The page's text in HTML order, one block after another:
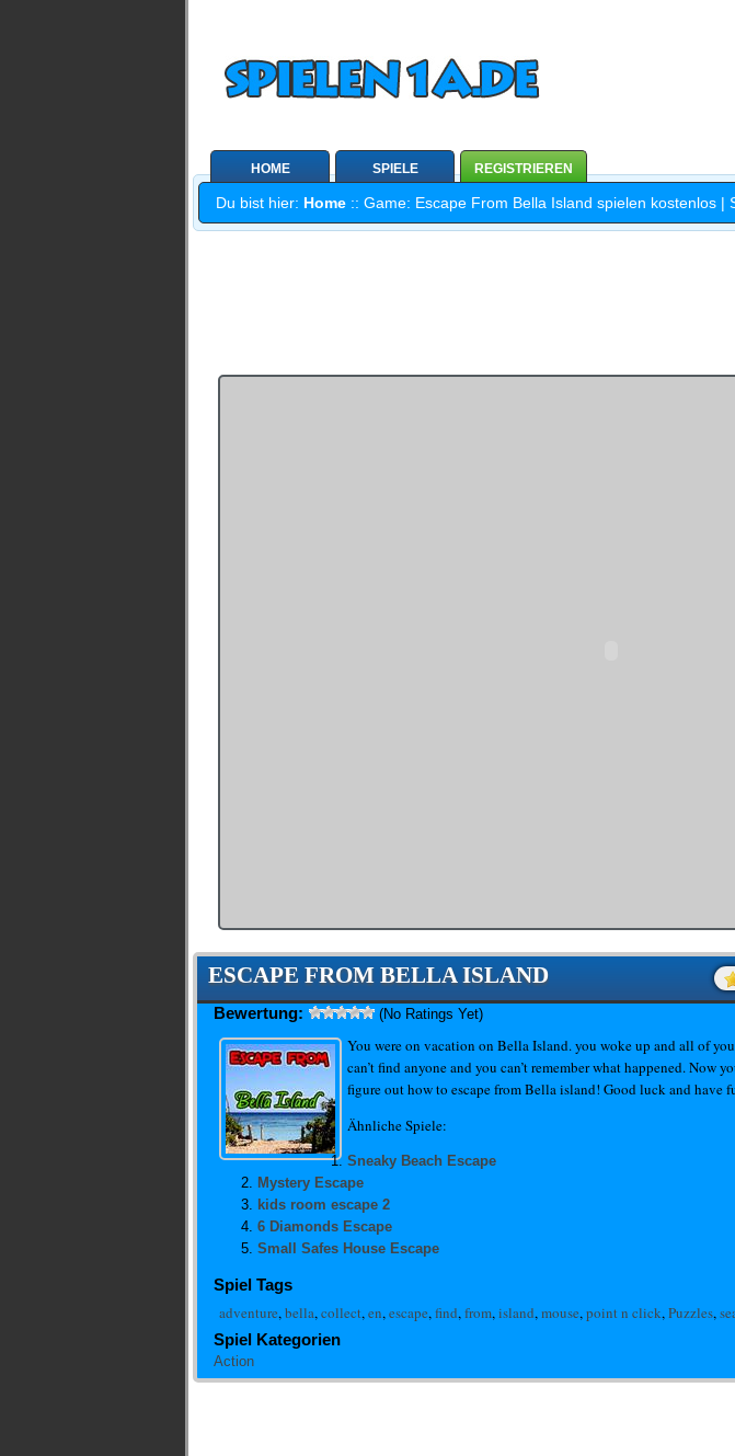
Du bist hier: Home :: Game: Escape From Bella Island spielen kostenlos |
HOME SPIELE REGISTRIEREN
ESCAPE FROM BELLA ISLAND
Bewertung: (No Ratings Yet)
You were on vacation on Bella Island. you woke up and all of
can’t find anyone and you can’t remember what happened. Now
figure out how to escape from Bella island! Good luck and have
Ähnliche Spiele:
Sneaky Beach Escape
Mystery Escape
kids room escape 2
6 Diamonds Escape
Small Safes House Escape
Spiel Tags
adventure,bella,collect,en,escape,find,from,island,mouse,point n click,Puzzles,
Spiel Kategorien
Action